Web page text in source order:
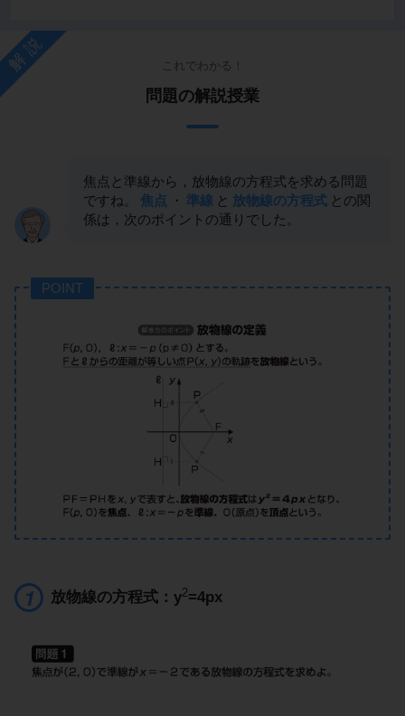
解説 これでわかる！
問題の解説授業
焦点と準線から，放物線の方程式を求める問題
ですね。
焦点 ・ 準線 と 放物線の方程式 との関
係は，次のポイントの通りでした。
POINT
放物線の方程式：y2=4px